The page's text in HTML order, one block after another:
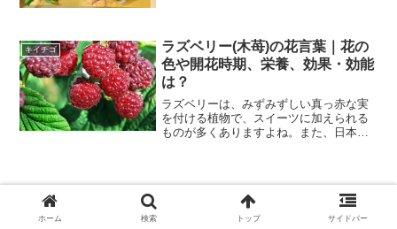
ンジしてみてください...
キイチゴ
ラズベリー(木苺)の花言葉｜花の
色や開花時期、栄養、効果・効能
は？
ラズベリーは、みずみずしい真っ赤な実
を付ける植物で、スイーツに加えられる
ものが多くありますよね。また、日本固
んな植物なのかについてご...
スポンサーリンク
ホーム 検索 トップ サイドバー